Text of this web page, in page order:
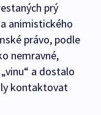
prý
animistického
právo, podle
nemravné,
a dostalo
kontaktovat